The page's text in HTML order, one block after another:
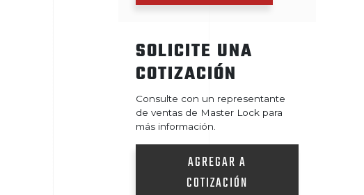
SOLICITE UNA
COTIZACIÓN
Consulte con un representante
de ventas de Master Lock para
más información.
AGREGAR A
COTIZACIÓN